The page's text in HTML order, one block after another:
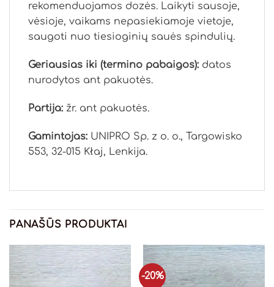
rekomenduojamos dozės. Laikyti sausoje,
vėsioje, vaikams nepasiekiamoje vietoje,
saugoti nuo tiesioginių sauės spindulių.
Geriausias iki (termino pabaigos): datos
nurodytos ant pakuotės.
Partija: žr. ant pakuotės.
Gamintojas: UNIPRO Sp. z o. o., Targowisko
553, 32-015 Kłaj, Lenkija.
PANAŠŪS PRODUKTAI
-20%